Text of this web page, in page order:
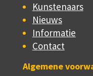
Kunstenaars
Nieuws
Informatie
Contact
Algemene